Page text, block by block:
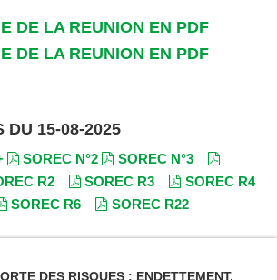
DE LA REUNION EN PDF
DE LA REUNION EN PDF
DU 15-08-2025
SOREC N°2
SOREC N°3
R2 SOREC R3
SOREC R4
SOREC R6 SOREC R22
DES RISQUES : ENDETTEMENT,